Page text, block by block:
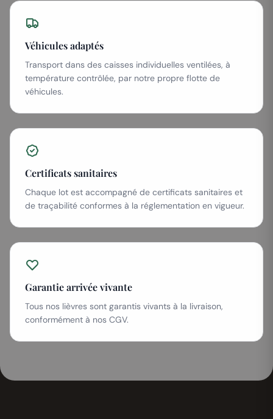
Véhicules adaptés
Transport dans des caisses individuelles ventilées, à
température contrôlée, par notre propre flotte de
véhicules.
Certificats sanitaires
Chaque lot est accompagné de certificats sanitaires et
de traçabilité conformes à la réglementation en vigueur.
Garantie arrivée vivante
Tous nos lièvres sont garantis vivants à la livraison,
conformément à nos CGV.